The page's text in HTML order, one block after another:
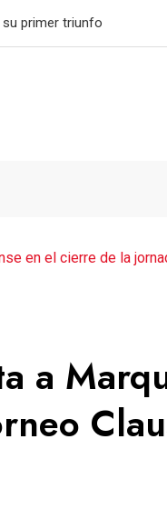
su legado
en el cierre de la
a